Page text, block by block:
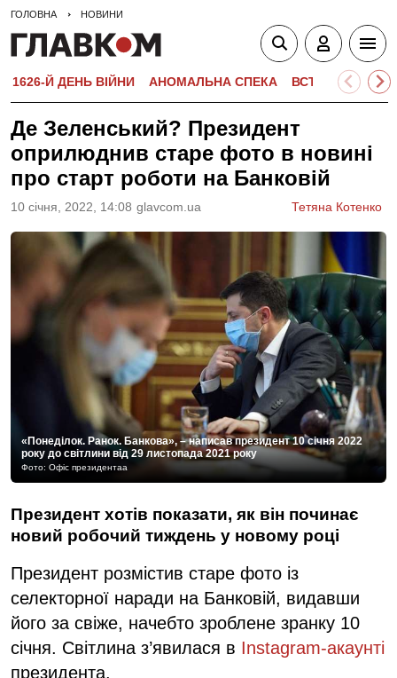
ГОЛОВНА НОВИНИ
1626-Й ДЕНЬ ВІЙНИ АНОМАЛЬНА СПЕКА ВСТУПНА
Де Зеленський? Президент
оприлюднив старе фото в новині
про старт роботи на Банковій
10 сiчня, 2022, 14:08 glavcom.ua Тетяна Котенко
«Понеділок. Ранок. Банкова», –написав президент 10 січня 2022
року до світлини від 29 листопада 2021 року
Фото: Офіс президентаа
Президент хотів показати, як він починає
новий робочий тиждень у новому році
Президент розмістив старе фото із
селекторної наради на Банковій, видавши
його за свіже, начебто зроблене зранку 10
січня. Світлина з’явилася в Instagram-акаунті
президента.